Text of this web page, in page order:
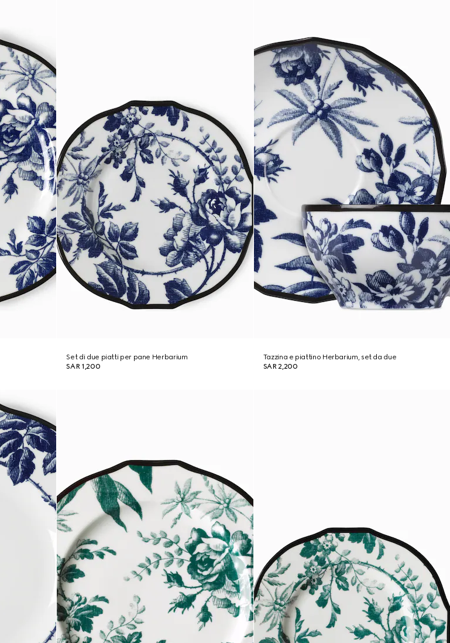
Set di due piatti per pane Herbarium
SAR 1,200
Tazzina e piattino Herbarium, set da due
SAR 2,200